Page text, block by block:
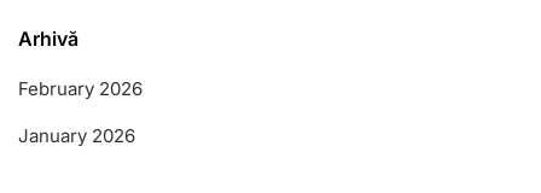
Arhivă
February 2026
January 2026